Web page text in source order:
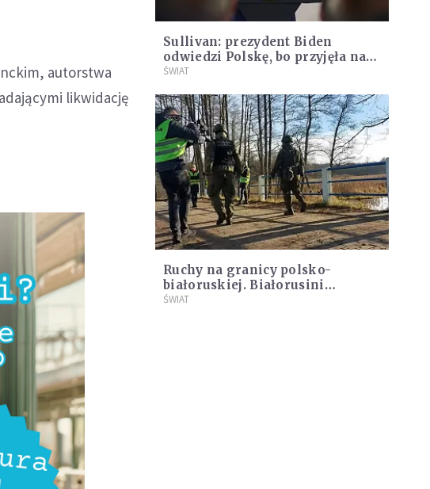
autorstwa
likwidację
Sullivan: prezydent Biden
odwiedzi Polskę, bo przyjęła na
siebie największe brzemię
ŚWIAT
Ruchy na granicy polsko-
białoruskiej. Białorusini
likwidują obozowisko dla
ŚWIAT